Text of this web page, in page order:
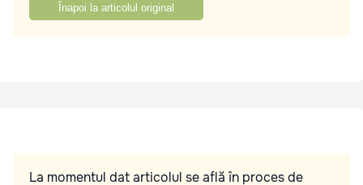
Înapoi la articolul original
La momentul dat articolul se află în proces de